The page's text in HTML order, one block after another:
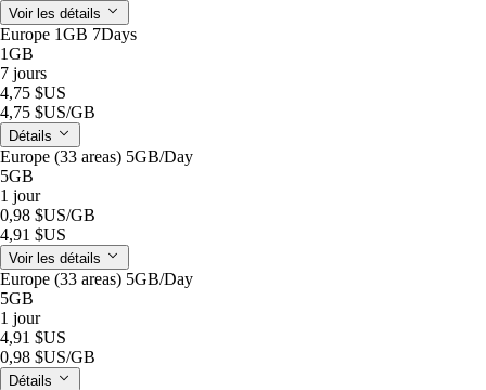
Voir les détails
Europe 1GB 7Days
1GB
7 jours
4,75 $US
4,75 $US/GB
Détails
Europe (33 areas) 5GB/Day
5GB
1 jour
0,98 $US/GB
4,91 $US
Voir les détails
Europe (33 areas) 5GB/Day
5GB
1 jour
4,91 $US
0,98 $US/GB
Détails